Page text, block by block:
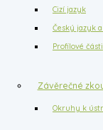
Cizí jazyk
Český jazyk
Profilové části
Závěrečné
Okruhy k